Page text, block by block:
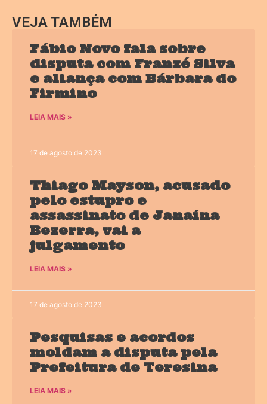
VEJA TAMBÉM
Fábio Novo fala sobre
disputa com Franzé Silva
e aliança com Bárbara do
Firmino
LEIA MAIS »
17 de agosto de 2023
Thiago Mayson, acusado
pelo estupro e
assassinato de Janaína
Bezerra, vai a
julgamento
LEIA MAIS »
17 de agosto de 2023
Pesquisas e acordos
moldam a disputa pela
Prefeitura de Teresina
LEIA MAIS »